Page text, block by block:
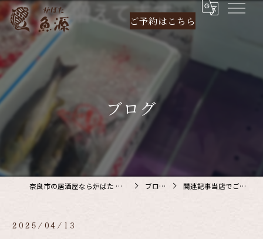
ご予約はこちら
ブログ
奈良市の居酒屋なら炉ばた 魚源 ブログ 関連記事当店でご利…
2025/04/13